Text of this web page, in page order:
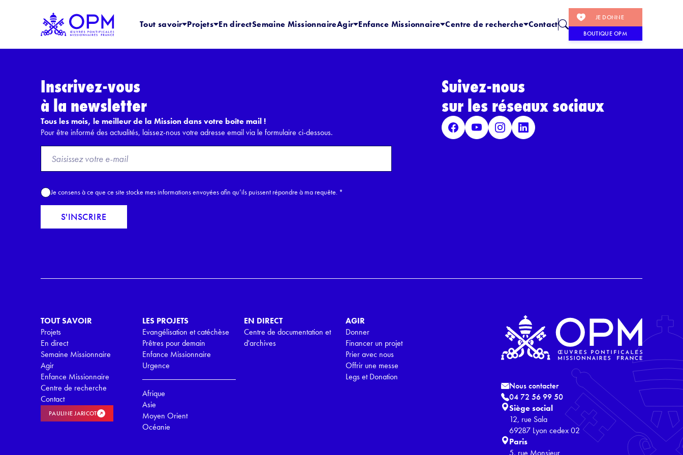
Tout savoir Projets En directSemaine MissionnaireAgir Enfance Missionnaire Centre de recherche Contact
JE DONNE
BOUTIQUE OPM
Inscrivez-vous
à la newsletter
Tous les mois, le meilleur de la Mission dans votre boîte mail !
Pour être informé des actualités, laissez-nous votre adresse email via le formulaire ci-dessous.
o
E
m
i
A
c
P
Je consens à ce que ce site stocke mes informations envoyées afin qu’ils puissent répondre à ma requête. *
S'INSCRIRE
Suivez-nous
sur les réseaux sociaux
TOUT SAVOIR
Projets
En direct
Semaine Missionnaire
Agir
Enfance Missionnaire
Centre de recherche
Contact
PAULINE JARICOT
LES PROJETS
Evangélisation et catéchèse
Prêtres pour demain
Enfance Missionnaire
Urgence
Afrique
Asie
Moyen Orient
Océanie
EN DIRECT
Centre de documentation et
d'archives
AGIR
Donner
Financer un projet
Prier avec nous
Offrir une messe
Legs et Donation
Nous contacter
04 72 56 99 50
Siège social
12, rue Sala
69287 Lyon cedex 02
Paris
5, rue Monsieur